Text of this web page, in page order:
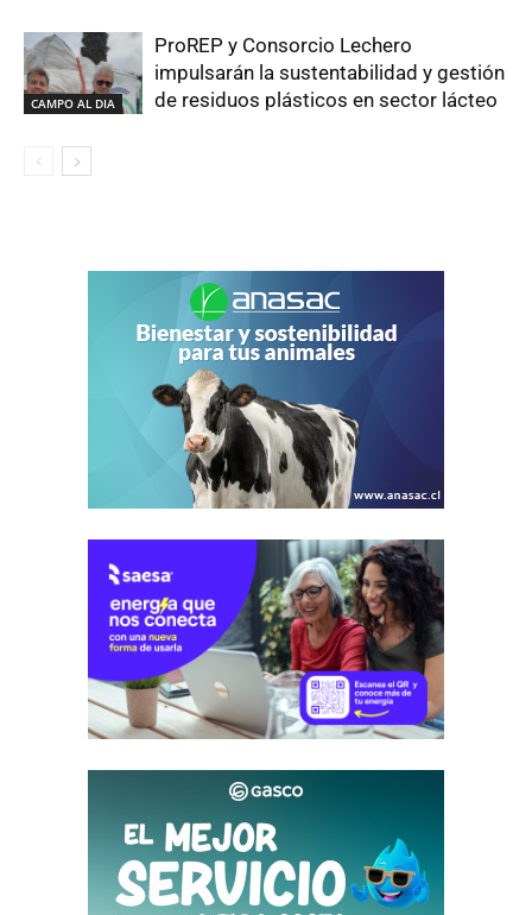
CAMPO AL DIA
ProREP y Consorcio Lechero
impulsarán la sustentabilidad y gestión
de residuos plásticos en sector lácteo